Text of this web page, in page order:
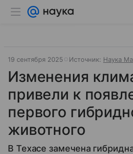
19 сентября 2025 Источник: Наука
Изменения
привели к
первого
животного
В Техасе замечена